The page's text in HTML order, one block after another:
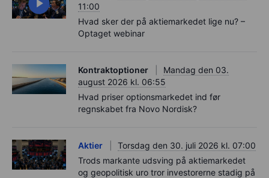
11:00
Hvad sker der på aktiemarkedet lige nu? –
Optaget webinar
Kontraktoptioner
Mandag den 03.
august 2026 kl. 06:55
Hvad priser optionsmarkedet ind før
regnskabet fra Novo Nordisk?
Aktier
Torsdag den 30. juli 2026 kl. 07:00
Trods markante udsving på aktiemarkedet
og geopolitisk uro tror investorerne stadig på